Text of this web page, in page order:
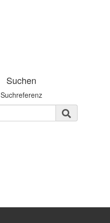
Suchen
Suchreferenz